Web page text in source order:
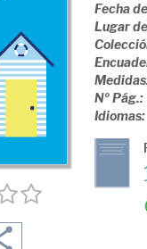
Fecha
Lugar
Nº Pág.:
Idiomas: